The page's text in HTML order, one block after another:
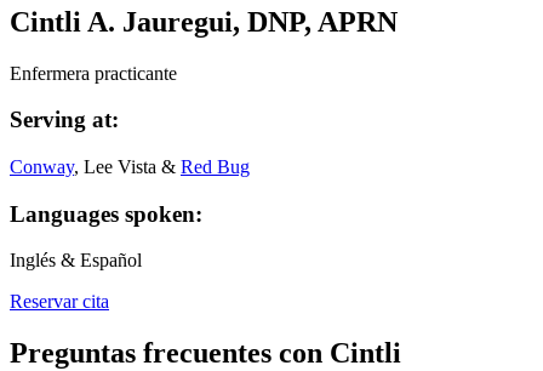
Cintli A. Jauregui, DNP, APRN
Enfermera practicante
Serving at:
Conway, Lee Vista & Red Bug
Languages spoken:
Inglés & Español
Reservar cita
Preguntas frecuentes con Cintli